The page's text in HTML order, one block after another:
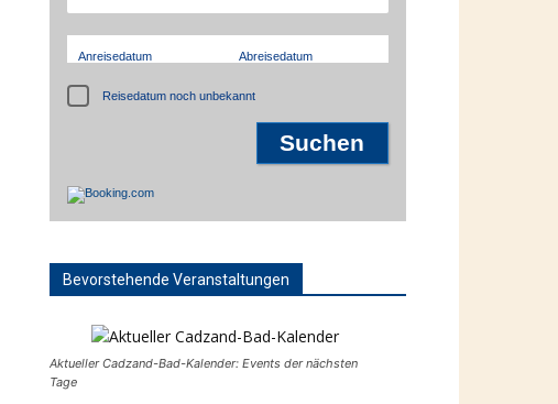
Anreisedatum Abreisedatum
Reisedatum noch unbekannt
Bevorstehende Veranstaltungen
Aktueller Cadzand-Bad-Kalender: Events der nächsten
Tage